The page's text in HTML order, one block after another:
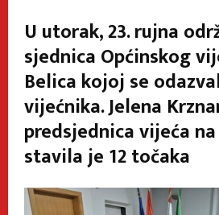
U utorak, 23. rujna
sjednica Općinskog
Belica kojoj se
vijećnika. Jelena
predsjednica vijeća
stavila je 12 točaka